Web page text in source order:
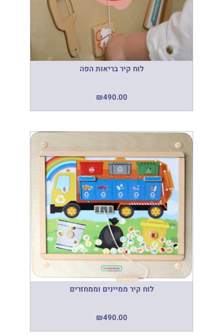
לוח קיר בריאות הפה
₪490.00
לוח קיר ממיינים וממחזרים
₪490.00